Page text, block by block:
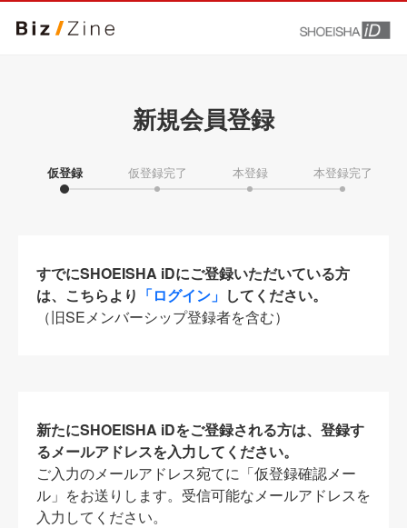
新規会員登録
仮登録 仮登録完了 本登録 本登録完了
すでにSHOEISHA iDにご登録いただいている方
は、こちらより 「ログイン」 してください。
（旧SEメンバーシップ登録者を含む）
新たにSHOEISHA iDをご登録される方は、登録す
るメールアドレスを入力してください。
ご入力のメールアドレス宛てに「仮登録確認メー
ル」をお送りします。受信可能なメールアドレスを
入力してください。